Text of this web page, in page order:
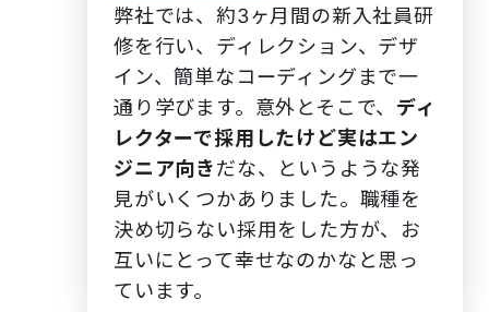
弊社では、約3ヶ月間の新入社員研
修を行い、ディレクション、デザ
イン、簡単なコーディングまで一
通り学びます。意外とそこで、 ディ
レクターで採用したけど実はエン
ジニア向きだな、というような発
見がいくつかありました。職種を
決め切らない採用をした方が、お
互いにとって幸せなのかなと思っ
ています。